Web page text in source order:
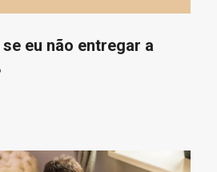
eu não entregar a